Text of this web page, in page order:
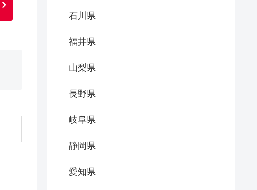
石川県
福井県
山梨県
長野県
岐阜県
静岡県
愛知県